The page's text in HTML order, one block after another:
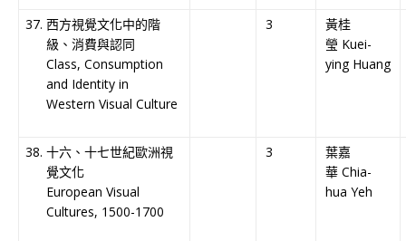
西方視覺文化中的階
級、消費與認同
Class, Consumption
and Identity in
Western Visual Culture
3
黃桂
瑩 Kuei-
ying Huang
十六、十七世紀歐洲視
覺文化
European Visual
Cultures, 1500-1700
3
葉嘉
華 Chia-
hua Yeh